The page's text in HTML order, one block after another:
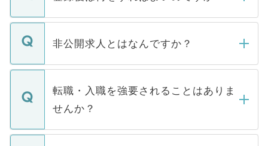
ご登録いただきましたら、弊社担当者がご
登録内容を確認し、その後メールもしくは
ます。通常、5営業日以内にはご連絡をせて
いただきますので、しばらくお待ちくださ
非公開求人とはなんですか？
マイナビDOCTORで取り扱っている求人の
うち約3割は、Webサイトからご覧いただ
けない「非公開求人」です。非公開求人は
下記の理由によって、一般には公開してい
ません。
転職・入職を強要されることはありま
せんか？
転職・入職を強要することは一切ありませ